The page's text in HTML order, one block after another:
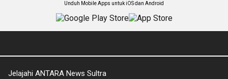
Unduh Mobile Apps untuk iOS dan Android
Jelajahi ANTARA News Sultra